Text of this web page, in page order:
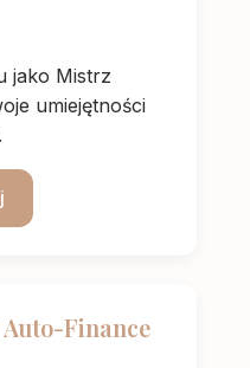
jako Mistrz
umiejętności
Finance